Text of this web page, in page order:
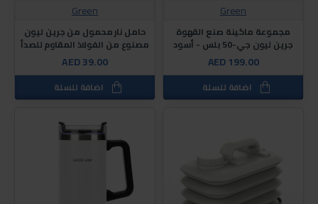
Green
مجموعة ماكينة صنع القهوة
جرين ليون جي-50 بلس - أسود
AED 199.00
اضافة للسلة
Green
حامل نار محمول من جرين ليون
مصنوع من الفولاذ المقاوم للصدأ
AED 39.00
اضافة للسلة